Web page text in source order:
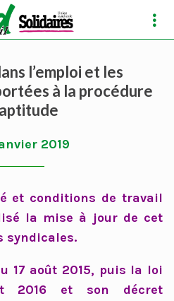
l’emploi et les
à la procédure
2019
et conditions de travail
la mise à jour de cet
syndicales.
17 août 2015, puis la loi
2016 et son décret